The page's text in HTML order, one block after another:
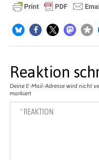
Reaktion
Deine E-Mail-Adresse wird nicht
markiert